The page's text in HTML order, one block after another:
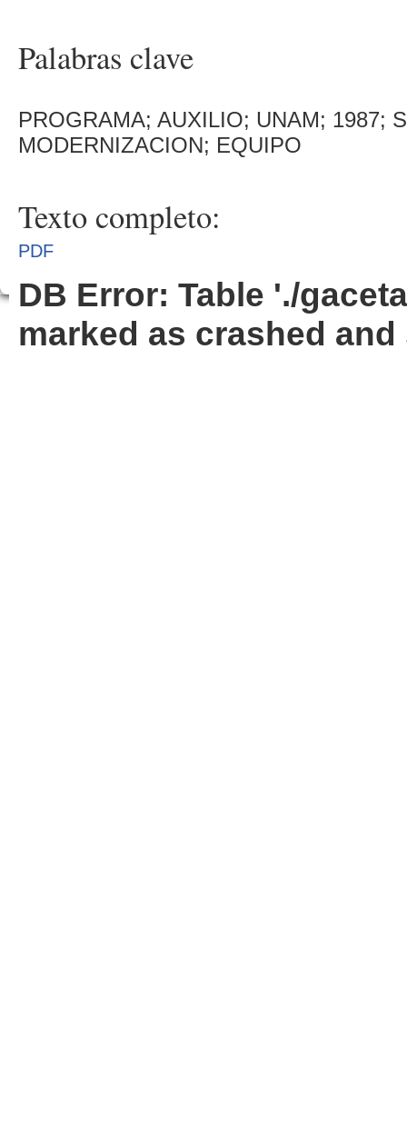
Palabras clave
PROGRAMA; AUXILIO; UNAM; 1987;
MODERNIZACION; EQUIPO
Texto completo:
PDF
DB Error: Table './
marked as crashed